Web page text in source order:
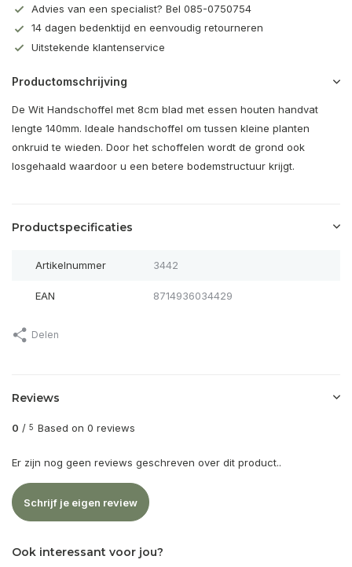
Advies van een specialist? Bel 085-0750754
14 dagen bedenktijd en eenvoudig retourneren
Uitstekende klantenservice
Productomschrijving
De Wit Handschoffel met 8cm blad met essen houten handvat
lengte 140mm. Ideale handschoffel om tussen kleine planten
onkruid te wieden. Door het schoffelen wordt de grond ook
losgehaald waardoor u een betere bodemstructuur krijgt.
Productspecificaties
Artikelnummer 3442
EAN 8714936034429
Delen
Reviews
0 / 5 Based on 0 reviews
Er zijn nog geen reviews geschreven over dit product..
Schrijf je eigen review
Ook interessant voor jou?